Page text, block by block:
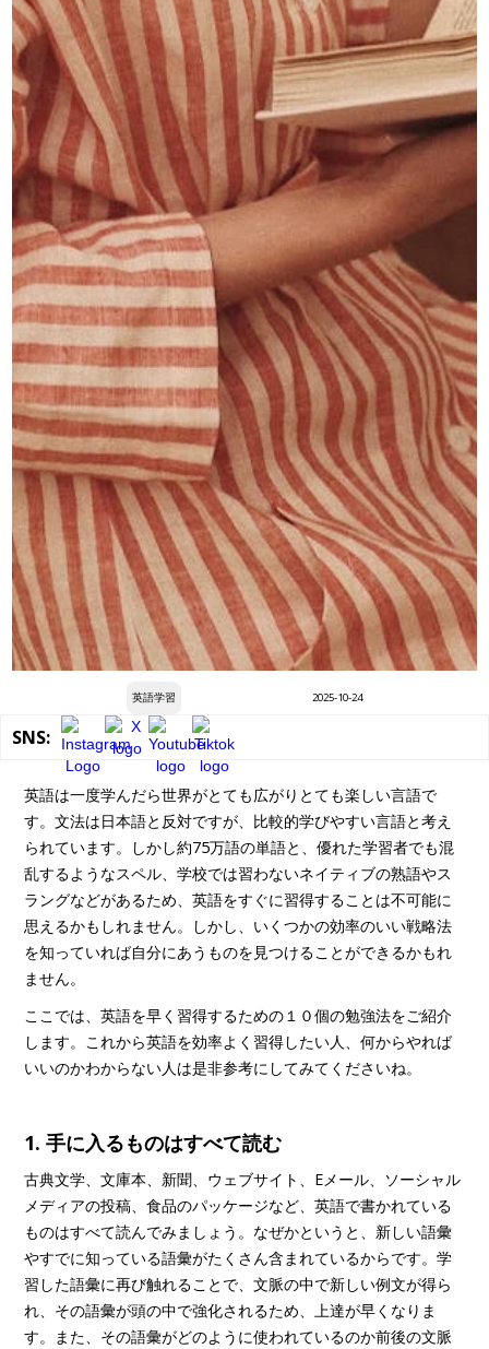
英語学習 2025-10-24
SNS:
英語は一度学んだら世界がとても広がりとても楽しい言語で
す。文法は日本語と反対ですが、比較的学びやすい言語と考え
られています。しかし約75万語の単語と、優れた学習者でも混
乱するようなスペル、学校では習わないネイティブの熟語やス
ラングなどがあるため、英語をすぐに習得することは不可能に
思えるかもしれません。しかし、いくつかの効率のいい戦略法
を知っていれば自分にあうものを見つけることができるかもれ
ません。
ここでは、英語を早く習得するための１０個の勉強法をご紹介
します。これから英語を効率よく習得したい人、何からやれば
いいのかわからない人は是非参考にしてみてくださいね。
1. 手に入るものはすべて読む
古典文学、文庫本、新聞、ウェブサイト、Eメール、ソーシャル
メディアの投稿、食品のパッケージなど、英語で書かれている
ものはすべて読んでみましょう。なぜかというと、新しい語彙
やすでに知っている語彙がたくさん含まれているからです。学
習した語彙に再び触れることで、文脈の中で新しい例文が得ら
れ、その語彙が頭の中で強化されるため、上達が早くなりま
す。また、その語彙がどのように使われているのか前後の文脈